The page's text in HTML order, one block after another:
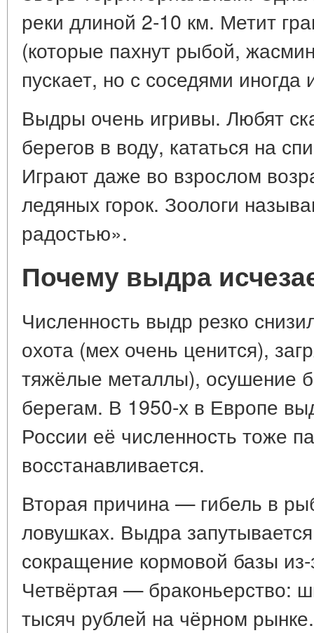
реки длиной 2-10 км. Метит
(которые пахнут рыбой,
пускает, но с соседями иногда
Выдры очень игривы. Любят
берегов в воду, кататься на
Играют даже во взрослом
ледяных горок. Зоологи
радостью».
Почему выдра
Численность выдр резко
охота (мех очень ценится),
тяжёлые металлы), осушение
берегам. В 1950-х в Европе
России её численность тоже
восстанавливается.
Вторая причина — гибель в
ловушках. Выдра
сокращение кормовой базы
Четвёртая — браконьерство:
тысяч рублей на чёрном рынке.